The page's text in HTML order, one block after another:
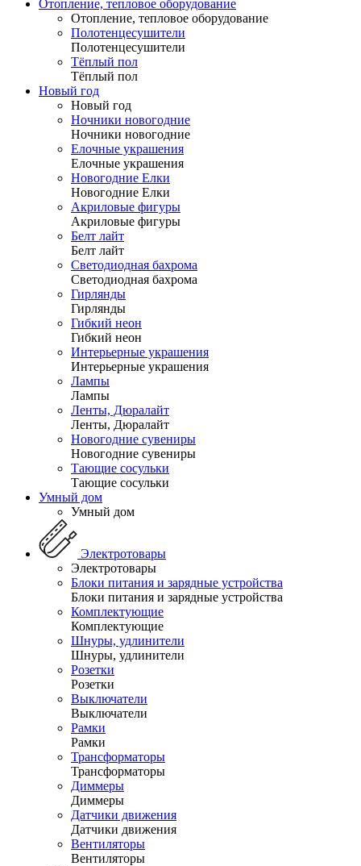
Отопление, тепловое оборудование
Отопление, тепловое оборудование
Полотенцесушители
Полотенцесушители
Тёплый пол
Тёплый пол
Новый год
Новый год
Ночники новогодние
Ночники новогодние
Елочные украшения
Елочные украшения
Новогодние Елки
Новогодние Елки
Акриловые фигуры
Акриловые фигуры
Белт лайт
Белт лайт
Светодиодная бахрома
Светодиодная бахрома
Гирлянды
Гирлянды
Гибкий неон
Гибкий неон
Интерьерные украшения
Интерьерные украшения
Лампы
Лампы
Ленты, Дюралайт
Ленты, Дюралайт
Новогодние сувениры
Новогодние сувениры
Тающие сосульки
Тающие сосульки
Умный дом
Умный дом
Электротовары
Электротовары
Блоки питания и зарядные устройства
Блоки питания и зарядные устройства
Комплектующие
Комплектующие
Шнуры, удлинители
Шнуры, удлинители
Розетки
Розетки
Выключатели
Выключатели
Рамки
Рамки
Трансформаторы
Трансформаторы
Диммеры
Диммеры
Датчики движения
Датчики движения
Вентиляторы
Вентиляторы